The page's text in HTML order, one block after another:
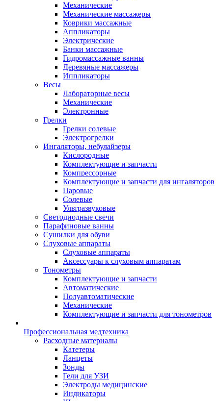
Механические
Механические массажеры
Коврики массажные
Аппликаторы
Электрические
Банки массажные
Гидромассажные ванны
Деревяные массажеры
Иппликаторы
Весы
Лабораторные весы
Механические
Электронные
Грелки
Грелки солевые
Электрогрелки
Ингаляторы, небулайзеры
Кислородные
Комплектующие и запчасти
Компрессорные
Комплектующие и запчасти для ингаляторов
Паровые
Солевые
Ультразвуковые
Светодиодные свечи
Парафиновые ванны
Сушилки для обуви
Слуховые аппараты
Слуховые аппараты
Аксессуары к слуховым аппаратам
Тонометры
Комплектующие и запчасти
Автоматические
Полуавтоматические
Механические
Комплектующие и запчасти для тонометров
Профессиональная медтехника
Расходные материалы
Катетеры
Ланцеты
Зонды
Гели для УЗИ
Электроды медицинские
Индикаторы